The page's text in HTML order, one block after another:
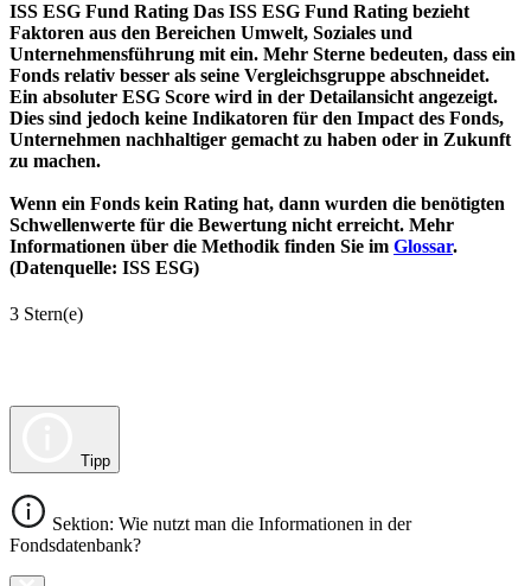
ISS ESG Fund Rating Das ISS ESG Fund Rating bezieht
Faktoren aus den Bereichen Umwelt, Soziales und
Unternehmensführung mit ein. Mehr Sterne bedeuten, dass ein
Fonds relativ besser als seine Vergleichsgruppe abschneidet.
Ein absoluter ESG Score wird in der Detailansicht angezeigt.
Dies sind jedoch keine Indikatoren für den Impact des Fonds,
Unternehmen nachhaltiger gemacht zu haben oder in Zukunft
zu machen.
Wenn ein Fonds kein Rating hat, dann wurden die benötigten
Schwellenwerte für die Bewertung nicht erreicht. Mehr
Informationen über die Methodik finden Sie im Glossar.
(Datenquelle: ISS ESG)
3 Stern(e)
Tipp
Sektion: Wie nutzt man die Informationen in der
Fondsdatenbank?